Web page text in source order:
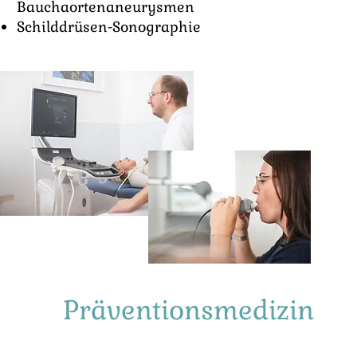
Bauchaortenaneurysmen
Schilddrüsen-Sonographie
Präventionsmedizin